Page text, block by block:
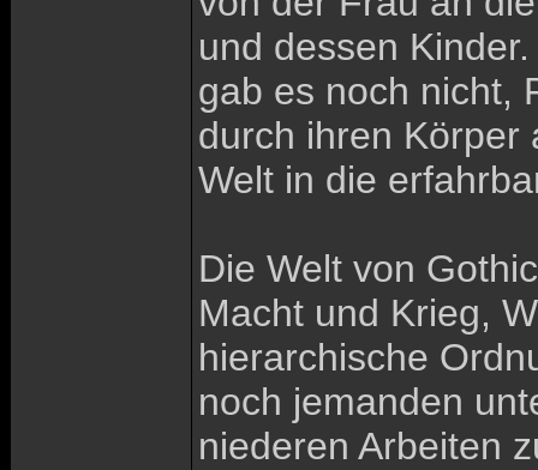
und dessen
gab es noch nicht,
durch ihren Körper
Welt in die
Die Welt von
Macht und Krieg,
hierarchische
noch jemanden
niederen Arbeiten